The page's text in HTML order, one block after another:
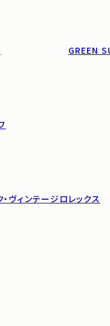
GREEN
・ヴィンテージロレックス